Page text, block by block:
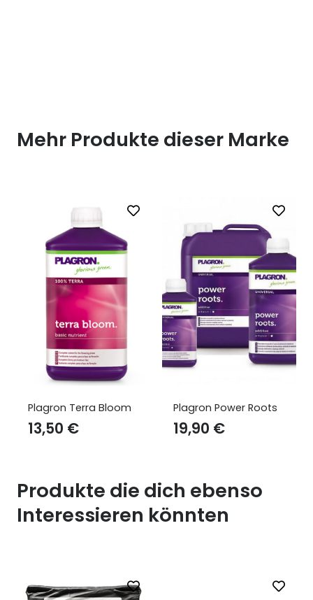
Mehr Produkte dieser Marke
Plagron Power Roots
19,90 €
Plagron Growmix Erde
mit Perlite
9,50
Produkte die dich ebenso
Interessieren könnten